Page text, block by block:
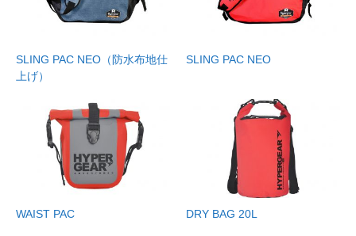
SLING PAC NEO（防水布地仕
上げ）
SLING PAC NEO
WAIST PAC DRY BAG 20L